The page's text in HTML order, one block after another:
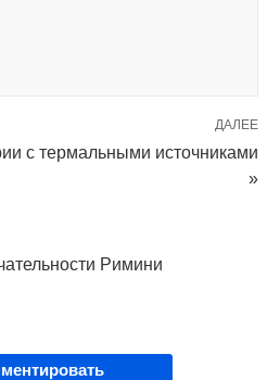
ДАЛЕЕ
с термальными источниками
»
Римини